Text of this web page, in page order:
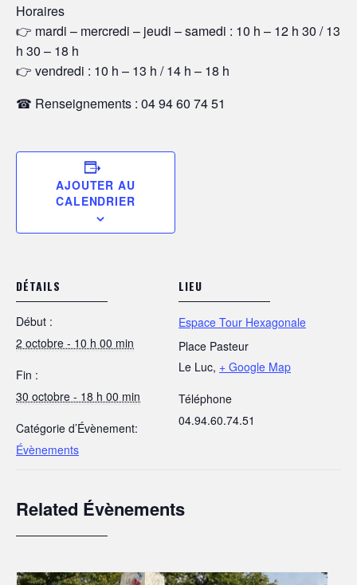
Horaires
👉 mardi – mercredi – jeudi – samedi : 10 h – 12 h 30 / 13
h 30 – 18 h
👉 vendredi : 10 h – 13 h / 14 h – 18 h
☎ Renseignements : 04 94 60 74 51
AJOUTER AU
CALENDRIER
DÉTAILS
Début :
2 octobre - 10 h 00 min
Fin :
30 octobre - 18 h 00 min
Catégorie d’Évènement:
Évènements
LIEU
Espace Tour Hexagonale
Place Pasteur
Le Luc, + Google Map
Téléphone
04.94.60.74.51
Related Évènements